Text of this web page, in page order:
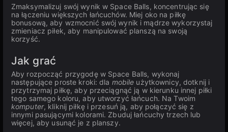
Zmaksymalizuj swój wynik w Space Balls, koncentrując się
na łączeniu większych łańcuchów. Miej oko na piłkę
bonusową, aby wzmocnić swój wynik i mądrze wykorzystaj
zmieniacz piłek, aby manipulować planszą na swoją
korzyść.
Jak grać
Aby rozpocząć przygodę w Space Balls, wykonaj
następujące proste kroki: dla mobile użytkownicy, dotknij i
przytrzymaj piłkę, aby przeciągnąć ją w kierunku innej piłki
tego samego koloru, aby utworzyć łańcuch. Na Twoim
komputer, kliknij piłkę i przesuń ją, aby połączyć się z
innymi pasującymi kolorami. Zbuduj łańcuchy trzech lub
więcej, aby usunąć je z planszy.